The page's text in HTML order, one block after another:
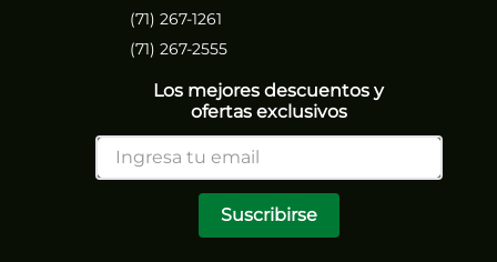
(71) 267-1261
(71) 267-2555
Los mejores descuentos y
ofertas exclusivos
Suscribirse